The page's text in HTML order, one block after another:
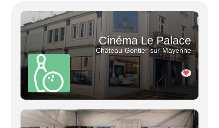
Cinéma Le Palace
Château-Gontier-sur-Mayenne